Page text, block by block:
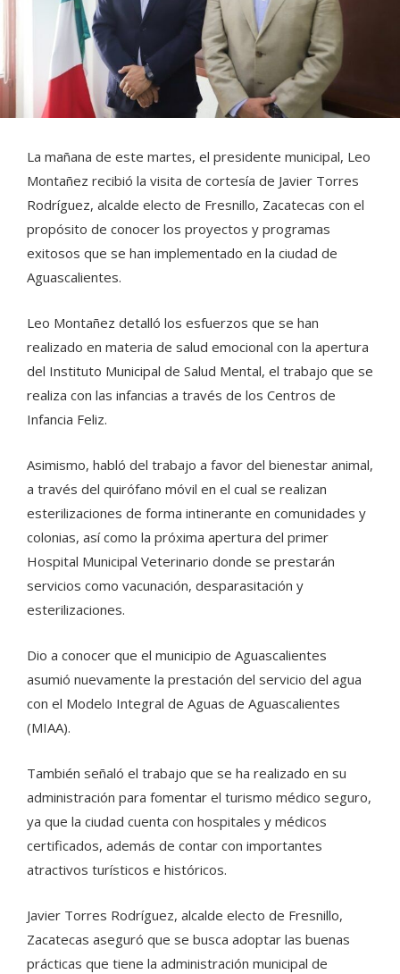
La mañana de este martes, el presidente municipal, Leo
Montañez recibió la visita de cortesía de Javier Torres
Rodríguez, alcalde electo de Fresnillo, Zacatecas con el
propósito de conocer los proyectos y programas
exitosos que se han implementado en la ciudad de
Aguascalientes.
Leo Montañez detalló los esfuerzos que se han
realizado en materia de salud emocional con la apertura
del Instituto Municipal de Salud Mental, el trabajo que se
realiza con las infancias a través de los Centros de
Infancia Feliz.
Asimismo, habló del trabajo a favor del bienestar animal,
a través del quirófano móvil en el cual se realizan
esterilizaciones de forma intinerante en comunidades y
colonias, así como la próxima apertura del primer
Hospital Municipal Veterinario donde se prestarán
servicios como vacunación, desparasitación y
esterilizaciones.
Dio a conocer que el municipio de Aguascalientes
asumió nuevamente la prestación del servicio del agua
con el Modelo Integral de Aguas de Aguascalientes
(MIAA).
También señaló el trabajo que se ha realizado en su
administración para fomentar el turismo médico seguro,
ya que la ciudad cuenta con hospitales y médicos
certificados, además de contar con importantes
atractivos turísticos e históricos.
Javier Torres Rodríguez, alcalde electo de Fresnillo,
Zacatecas aseguró que se busca adoptar las buenas
prácticas que tiene la administración municipal de